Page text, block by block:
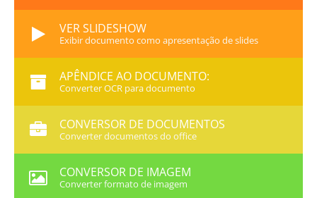
VER SLIDESHOW
Exibir documento como apresentação de slides
APÊNDICE AO DOCUMENTO:
Converter OCR para documento
CONVERSOR DE DOCUMENTOS
Converter documentos do office
CONVERSOR DE IMAGEM
Converter formato de imagem